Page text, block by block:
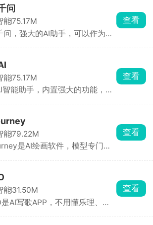
模型。可过钉钉、飞书、QQ、
远程发指令，实现远程打卡、
自动处理弹窗、闪退、网络异
问
能75.17M
问，强大的AI助手，可以作为你
。强大的AI生成工具，只需要输
需求信息，囊括全网答案，给出
的信息。通义千问上的写作还很
非常有逻辑，完美没有AI的生
查看
能75.17M
智能助手，内置强大的功能，无
问出你的问题，通义AI将会搜罗
案进行整合，即可获取答案。还
生成你所需要的内容，在不同环
景中稳定运行，答疑解惑。
查看
能79.22M
是AI绘画软件，模型专门适
。萌系少女、热血少年、动漫场
还能局部改图、参考图片画风复
续画同一个角色不会脸型跑偏，
查看
能31.50M
AI写歌APP，不用懂乐理、不
查看